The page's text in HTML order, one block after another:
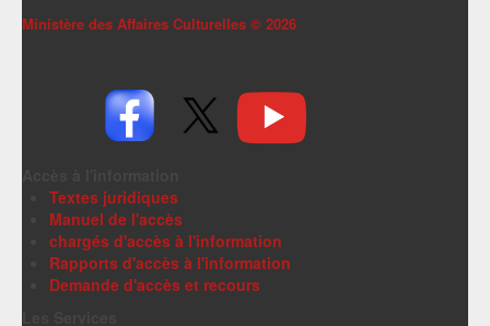
Ministère des Affaires Culturelles © 2026
Textes juridiques
Manuel de l'accès
chargés d'accès à l'information
Rapports d'accès à l'information
Demande d'accès et recours